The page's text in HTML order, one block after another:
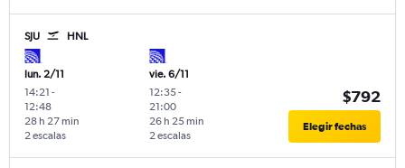
SJU HNL
lun. 2/11
14:21 -
12:48
2 escalas
28 h 27 min
vie. 6/11
12:35-
21:00
2 escalas
26 h 25 min
$792
Elegir fechas